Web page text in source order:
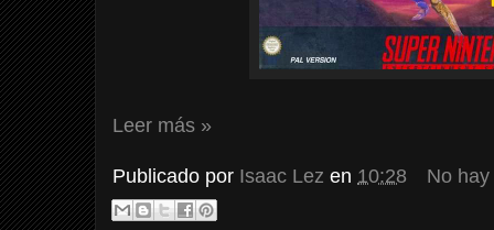
Leer más »
Publicado por Isaac Lez en 10:28 No